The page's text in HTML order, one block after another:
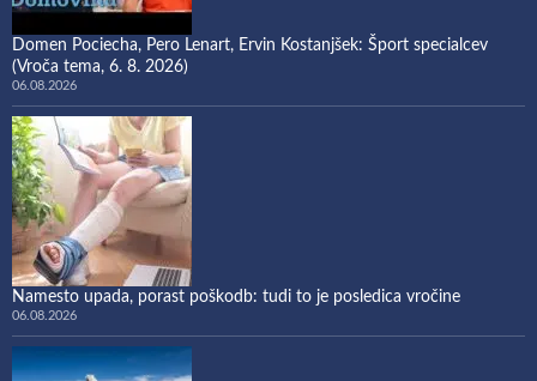
Domen Pociecha, Pero Lenart, Ervin Kostanjšek: Šport specialcev
(Vroča tema, 6. 8. 2026)
06.08.2026
Namesto upada, porast poškodb: tudi to je posledica vročine
06.08.2026